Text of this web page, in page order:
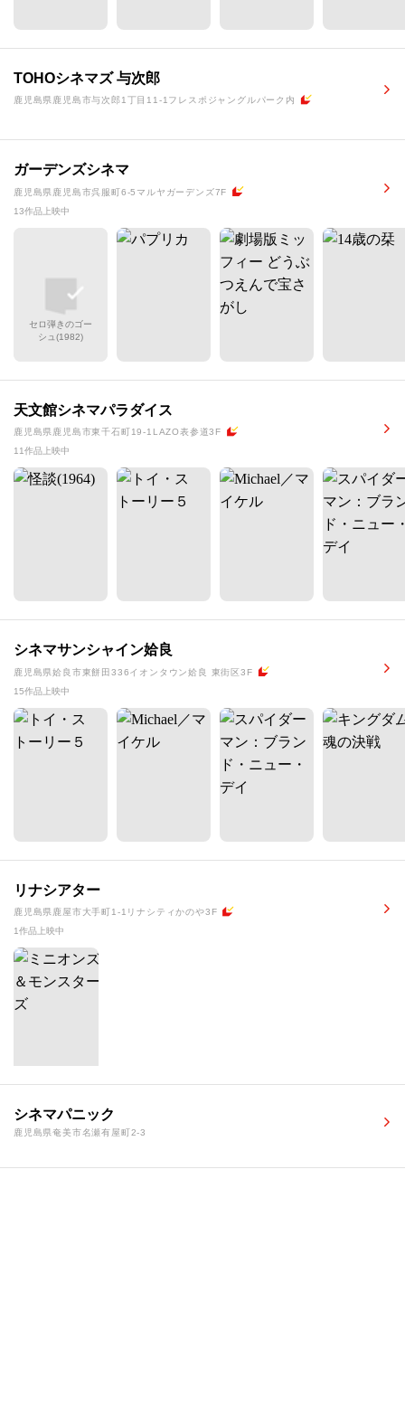
TOHOシネマズ 与次郎
鹿児島県鹿児島市与次郎1丁目11-1フレスポジャングルパーク内
ガーデンズシネマ
鹿児島県鹿児島市呉服町6-5マルヤガーデンズ7F
13作品上映中
セロ弾きのゴー
シュ(1982)
天文館シネマパラダイス
鹿児島県鹿児島市東千石町19-1LAZO表参道3F
11作品上映中
シネマサンシャイン姶良
鹿児島県姶良市東餅田336イオンタウン姶良 東街区3F
15作品上映中
リナシアター
鹿児島県鹿屋市大手町1-1リナシティかのや3F
1作品上映中
シネマパニック
鹿児島県奄美市名瀬有屋町2-3